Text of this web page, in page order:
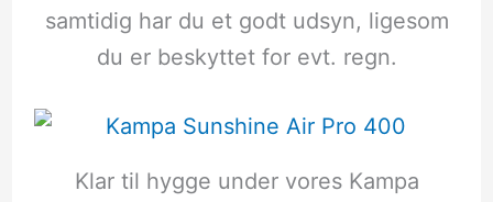
samtidig har du et godt udsyn, ligesom
du er beskyttet for evt. regn.
Klar til hygge under vores Kampa